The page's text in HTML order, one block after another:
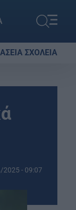
ΣΧΟΛΕΙΑ
2025 - 09:07